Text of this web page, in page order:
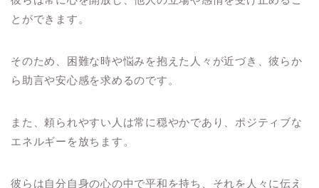
とができます。
そのため、困難な時や悩みを抱えた人々が近づき、彼らか
ら助言や安心感を求めるのです。
また、頼られやすい人は常に穏やかであり、ポジティブな
エネルギーを放ちます。
彼らは自分自身の心の中で平和を持ち、それを人々に伝え